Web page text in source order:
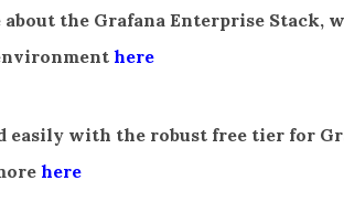
about the Grafana Enterprise
here
easily with the robust free tier for
here